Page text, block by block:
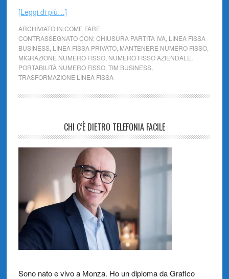
[Leggi di più…]
ARCHIVIATO IN:COME FARE
CONTRASSEGNATO CON:CHIUSURA PARTITA IVA, LINEA FISSA
BUSINESS, LINEA FISSA PRIVATO, MANTENERE NUMERO FISSO,
MIGRAZIONE NUMERO FISSO, NUMERO FISSO AZIENDALE
PORTABILITÀ NUMERO FISSO, TIM BUSINESS,
TRASFORMAZIONE LINEA FISSA
CHI C’È DIETRO TELEFONIA FACILE
Sono nato e vivo a Monza. Ho un diploma da Grafico